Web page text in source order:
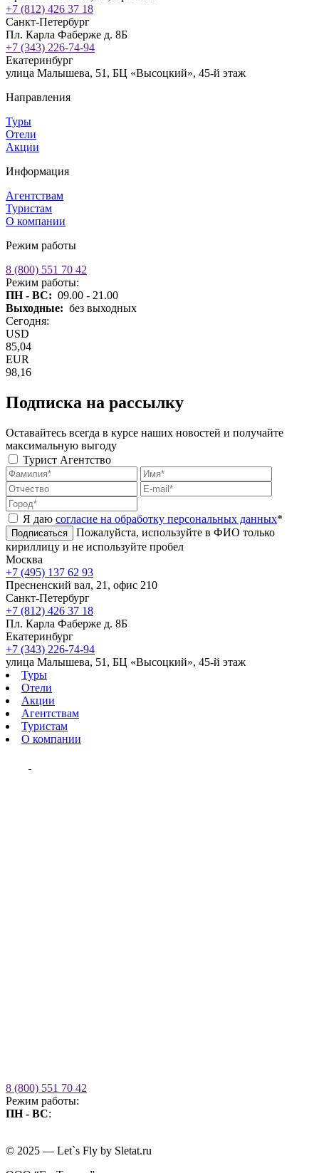
+7 (812) 426 37 18
Санкт-Петербург
Пл. Карла Фаберже д. 8Б
+7 (343) 226-74-94
Екатеринбург
улица Малышева, 51, БЦ «Высоцкий», 45-й этаж
Направления
Туры
Отели
Акции
Информация
Агентствам
Туристам
О компании
Режим работы
8 (800) 551 70 42
Режим работы:
ПН - ВС: 09.00 - 21.00
Выходные: без выходных
Сегодня:
USD
85,04
EUR
98,16
Подписка на рассылку
Оставайтесь всегда в курсе наших новостей и получайте
максимальную выгоду
Турист Агентство
Я даю согласие на обработку персональных данных*
Подписаться
Пожалуйста, используйте в ФИО только
кириллицу и не используйте пробел
Москва
+7 (495) 137 62 93
Пресненский вал, 21, офис 210
Санкт-Петербург
+7 (812) 426 37 18
Пл. Карла Фаберже д. 8Б
Екатеринбург
+7 (343) 226-74-94
улица Малышева, 51, БЦ «Высоцкий», 45-й этаж
Туры
Отели
Акции
Агентствам
Туристам
О компании
8 (800) 551 70 42
Режим работы:
ПН - ВС:
© 2025 — Let`s Fly by Sletat.ru